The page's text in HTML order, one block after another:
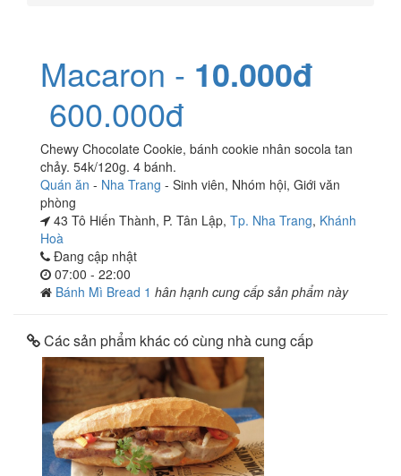
Macaron - 10.000đ
600.000đ
Chewy Chocolate Cookie, bánh cookie nhân socola tan
chảy. 54k/120g. 4 bánh.
Quán ăn - Nha Trang - Sinh viên, Nhóm hội, Giới văn
phòng
43 Tô Hiến Thành, P. Tân Lập, Tp. Nha Trang, Khánh
Hoà
Đang cập nhật
07:00 - 22:00
Bánh Mì Bread 1 hân hạnh cung cấp sản phẩm này
Các sản phẩm khác có cùng nhà cung cấp